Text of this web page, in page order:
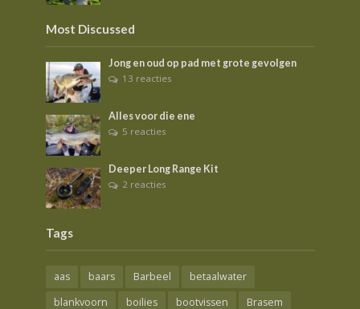
Most Discussed
Jong en oud op pad met grote gevolgen
13 reacties
Alles voor die ene
5 reacties
Deeper Long Range Kit
2 reacties
Tags
aas baars Barbeel
betaalwater
blankvoorn
boilies bootvissen
Brasem